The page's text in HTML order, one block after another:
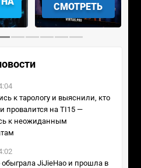
УЧАСТВОВАТЬ
к тарологу и выяснили, кто
провалится на TI15 —
к неожиданным
обыграла JiJieHao и прошла в